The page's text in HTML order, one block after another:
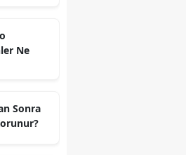
Ne
Sonra